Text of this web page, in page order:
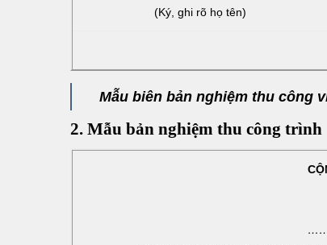
(Ký, ghi rõ họ tên)
Mẫu biên bản nghiệm thu công
2. Mẫu bản nghiệm thu công trình